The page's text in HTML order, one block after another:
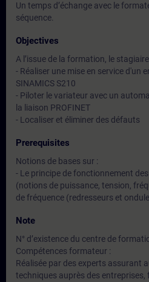
Un temps d’échange avec le
séquence.
Objectives
A l’issue de la formation, le
- Réaliser une mise en service d'un
SINAMICS S210
- Piloter le variateur avec un
la liaison PROFINET
- Localiser et éliminer des défauts
Prerequisites
Notions de bases sur :
- Le principe de fonctionnement
(notions de puissance, tension,
de fréquence (redresseurs et
Note
N° d’existence du centre de
Compétences formateur :
Réalisée par des experts assurant
techniques auprès des entreprises,